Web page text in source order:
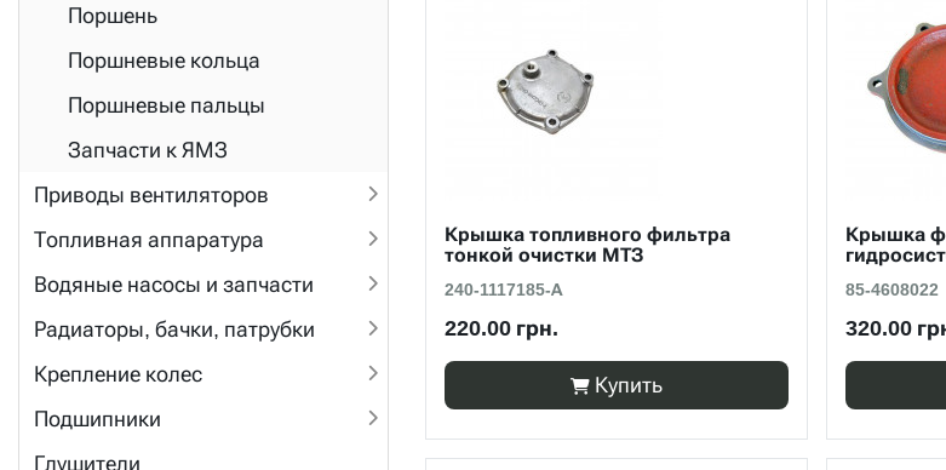
Поршень
Поршневые кольца
Поршневые пальцы
Запчасти к ЯМЗ
Приводы вентиляторов
Топливная аппаратура
Водяные насосы и запчасти
Радиаторы, бачки, патрубки
Крепление колес
Подшипники
Глушители
Крышка топливного фильтра
тонкой очистки МТЗ
240-1117185-А
220.00 грн.
Купить
Крышка
85-4608022
320.00